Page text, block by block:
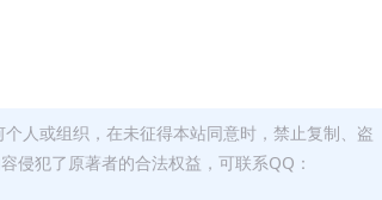
人或组织，在未征得本站同意时，禁止复制、盗
侵犯了原著者的合法权益，可联系QQ：